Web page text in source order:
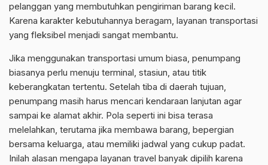
pelanggan yang membutuhkan pengiriman barang kecil.
Karena karakter kebutuhannya beragam, layanan transportasi
yang fleksibel menjadi sangat membantu.
Jika menggunakan transportasi umum biasa, penumpang
biasanya perlu menuju terminal, stasiun, atau titik
keberangkatan tertentu. Setelah tiba di daerah tujuan,
penumpang masih harus mencari kendaraan lanjutan agar
sampai ke alamat akhir. Pola seperti ini bisa terasa
melelahkan, terutama jika membawa barang, bepergian
bersama keluarga, atau memiliki jadwal yang cukup padat.
Inilah alasan mengapa layanan travel banyak dipilih karena